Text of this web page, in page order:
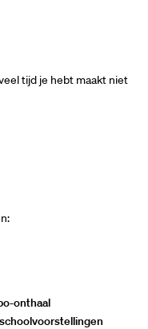
tijd je hebt maakt niet
onthaal
schoolvoorstellingen